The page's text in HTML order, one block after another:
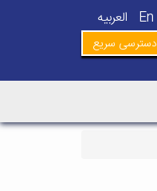
En العربیه
دسترسی سریع